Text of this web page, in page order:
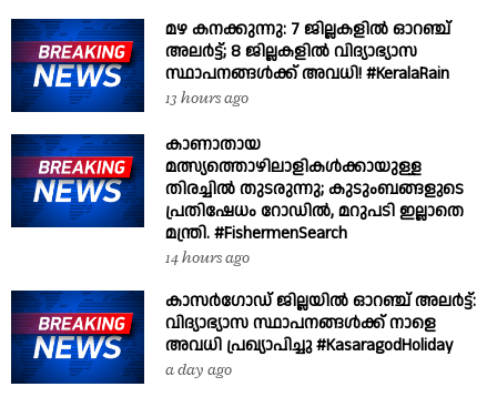
മഴ കനക്കുന്നു: 7 ജില്ലകളിൽ ഓറഞ്ച്
അലർട്ട്; 8 ജില്ലകളിൽ വിദ്യാഭ്യാസ
സ്ഥാപനങ്ങൾക്ക് അവധി! #KeralaRain
13 hours ago
കാണാതായ
മത്സ്യത്തൊഴിലാളികൾക്കായുള്ള
തിരച്ചിൽ തുടരുന്നു; കുടുംബങ്ങളുടെ
പ്രതിഷേധം റോഡിൽ, മറുപടി ഇല്ലാതെ
മന്ത്രി. #FishermenSearch
14 hours ago
കാസർഗോഡ് ജില്ലയിൽ ഓറഞ്ച് അലർട്ട്:
വിദ്യാഭ്യാസ സ്ഥാപനങ്ങൾക്ക് നാളെ
അവധി പ്രഖ്യാപിച്ചു #KasaragodHoliday
a day ago